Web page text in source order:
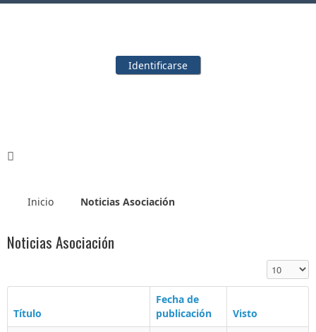
Identificarse
Inicio Noticias Asociación
Noticias Asociación
Cantidad
Título
Fecha de
publicación
Visto